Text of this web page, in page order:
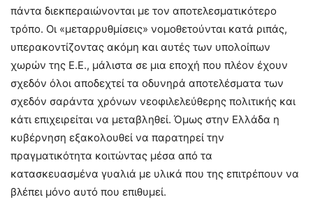
πάντα διεκπεραιώνονται με τον αποτελεσματικότερο
τρόπο. Οι «μεταρρυθμίσεις» νομοθετούνται κατά ριπάς,
υπερακοντίζοντας ακόμη και αυτές των υπολοίπων
χωρών της Ε.Ε., μάλιστα σε μια εποχή που πλέον έχουν
σχεδόν όλοι αποδεχτεί τα οδυνηρά αποτελέσματα των
σχεδόν σαράντα χρόνων νεοφιλελεύθερης πολιτικής και
κάτι επιχειρείται να μεταβληθεί. Όμως στην Ελλάδα η
κυβέρνηση εξακολουθεί να παρατηρεί την
πραγματικότητα κοιτώντας μέσα από τα
κατασκευασμένα γυαλιά με υλικά που της επιτρέπουν να
βλέπει μόνο αυτό που επιθυμεί.